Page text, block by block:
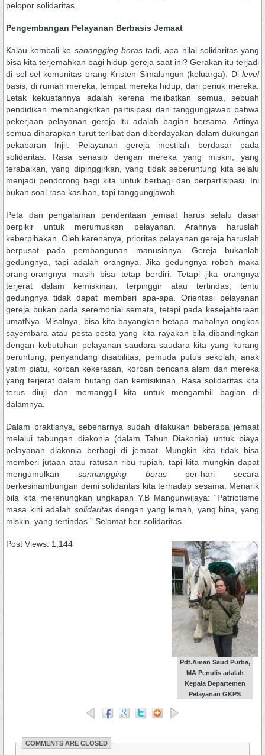
pelopor solidaritas.
Pengembangan Pelayanan Berbasis Jemaat
Kalau kembali ke sanangging borastadi, apa nilai solidaritas yang
bisa kita terjemahkan bagi hidup gereja saat ini? Gerakan itu terjadi
di sel-sel komunitas orang Kristen Simalungun (keluarga). Di level
basis, di rumah mereka, tempat mereka hidup, dari periuk mereka.
Letak kekuatannya adalah kerena melibatkan semua, sebuah
pendidikan membangkitkan partisipasi dan tanggungjawab bahwa
pekerjaan pelayanan gereja itu adalah bagian bersama. Artinya
semua diharapkan turut terlibat dan diberdayakan dalam dukungan
pekabaran Injil. Pelayanan gereja mestilah berdasar pada
solidaritas. Rasa senasib dengan mereka yang miskin, yang
terabaikan, yang dipinggirkan, yang tidak seberuntung kita selalu
menjadi pendorong bagi kita untuk berbagi dan berpartisipasi. Ini
bukan soal rasa kasihan, tapi tanggungjawab.
Peta dan pengalaman penderitaan jemaat harus selalu dasar
berpikir untuk merumuskan pelayanan. Arahnya haruslah
keberpihakan. Oleh karenanya, prioritas pelayanan gereja haruslah
berpusat pada pembangunan manusianya. Gereja bukanlah
gedungnya, tapi adalah orangnya. Jika gedungnya roboh maka
orang-orangnya masih bisa tetap berdiri. Tetapi jika orangnya
terjerat dalam kemiskinan, terpinggir atau tertindas, tentu
gedungnya tidak dapat memberi apa-apa. Orientasi pelayanan
gereja bukan pada seremonial semata, tetapi pada kesejahteraan
umatNya. Misalnya, bisa kita bayangkan betapa mahalnya ongkos
sayembara atau pesta-pesta yang kita rayakan bila dibandingkan
dengan kebutuhan pelayanan saudara-saudara kita yang kurang
beruntung, penyandang disabilitas, pemuda putus sekolah, anak
yatim piatu, korban kekerasan, korban bencana alam dan mereka
yang terjerat dalam hutang dan kemisikinan. Rasa solidaritas kita
terus diuji dan memanggil kita untuk mengambil bagian di
dalamnya.
Dalam praktisnya, sebenarnya sudah dilakukan beberapa jemaat
melalui tabungan diakonia (dalam Tahun Diakonia) untuk biaya
pelayanan diakonia berbagi di jemaat. Mungkin kita tidak bisa
memberi jutaan atau ratusan ribu rupiah, tapi kita mungkin dapat
mengumulkan sannangging borasper-hari secara
berkesinambungan demi solidaritas kita terhadap sesama. Menarik
bila kita merenungkan ungkapan Y.B Mangunwijaya: “Patriotisme
masa kini adalah solidaritasdengan yang lemah, yang hina, yang
miskin, yang tertindas.” Selamat ber-solidaritas.
Pdt.Aman Saud Purba,
MA Penulis adalah
Kepala Departemen
Pelayanan GKPS
Post Views: 1,144
COMMENTS ARE CLOSED